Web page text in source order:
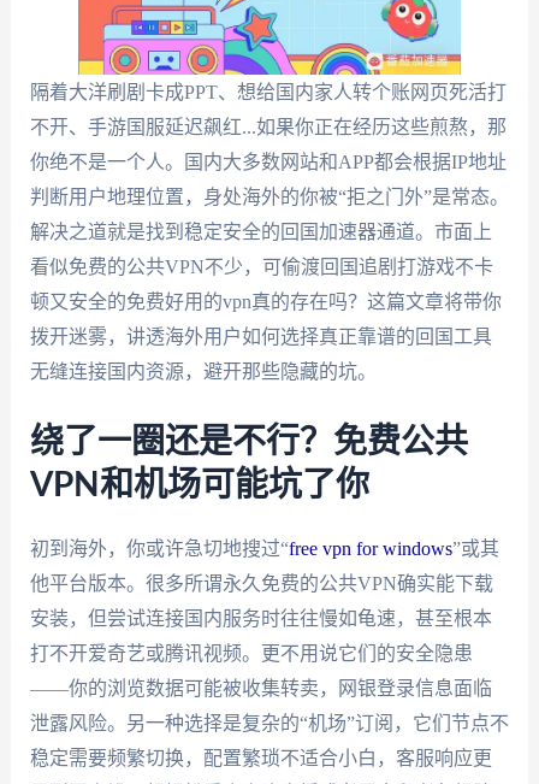
隔着大洋刷剧卡成PPT、想给国内家人转个账网页死活打
不开、手游国服延迟飙红...如果你正在经历这些煎熬，那
你绝不是一个人。国内大多数网站和APP都会根据IP地址
判断用户地理位置，身处海外的你被“拒之门外”是常态。
解决之道就是找到稳定安全的回国加速器通道。市面上
看似免费的公共VPN不少，可偷渡回国追剧打游戏不卡
顿又安全的免费好用的vpn真的存在吗？这篇文章将带你
拨开迷雾，讲透海外用户如何选择真正靠谱的回国工具
无缝连接国内资源，避开那些隐藏的坑。
绕了一圈还是不行？免费公共
VPN和机场可能坑了你
初到海外，你或许急切地搜过“free vpn for windows”或其
他平台版本。很多所谓永久免费的公共VPN确实能下载
安装，但尝试连接国内服务时往往慢如龟速，甚至根本
打不开爱奇艺或腾讯视频。更不用说它们的安全隐患
——你的浏览数据可能被收集转卖，网银登录信息面临
泄露风险。另一种选择是复杂的“机场”订阅，它们节点不
稳定需要频繁切换，配置繁琐不适合小白，客服响应更